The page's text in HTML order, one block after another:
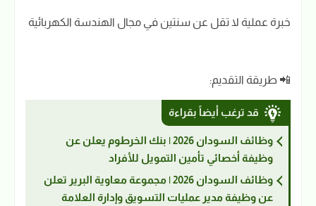
خبرة عملية لا تقل عن سنتين في مجال الهندسة الكهربائية
📲 طريقة التقديم:
قد ترغب أيضاً بقراءة
وظائف السودان 2026 | بنك الخرطوم يعلن عن
وظيفة أخصائي تأمين التمويل للأفراد
وظائف السودان 2026 | مجموعة معاوية البرير تعلن
عن وظيفة مدير عمليات التسويق وإدارة العلامة